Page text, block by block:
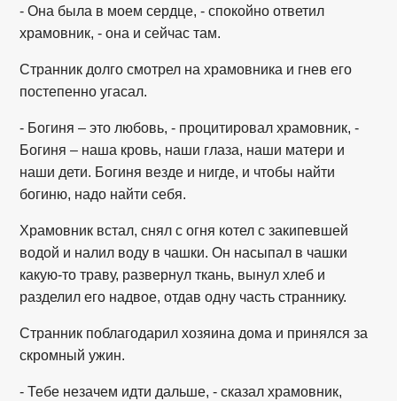
- Она была в моем сердце, - спокойно ответил
храмовник, - она и сейчас там.
Странник долго смотрел на храмовника и гнев его
постепенно угасал.
- Богиня – это любовь, - процитировал храмовник, -
Богиня – наша кровь, наши глаза, наши матери и
наши дети. Богиня везде и нигде, и чтобы найти
богиню, надо найти себя.
Храмовник встал, снял с огня котел с закипевшей
водой и налил воду в чашки. Он насыпал в чашки
какую-то траву, развернул ткань, вынул хлеб и
разделил его надвое, отдав одну часть страннику.
Странник поблагодарил хозяина дома и принялся за
скромный ужин.
- Тебе незачем идти дальше, - сказал храмовник,